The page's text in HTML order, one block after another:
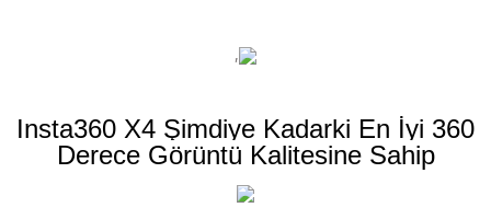
,
Insta360 X4 Şimdiye Kadarki En İyi 360
Derece Görüntü Kalitesine Sahip